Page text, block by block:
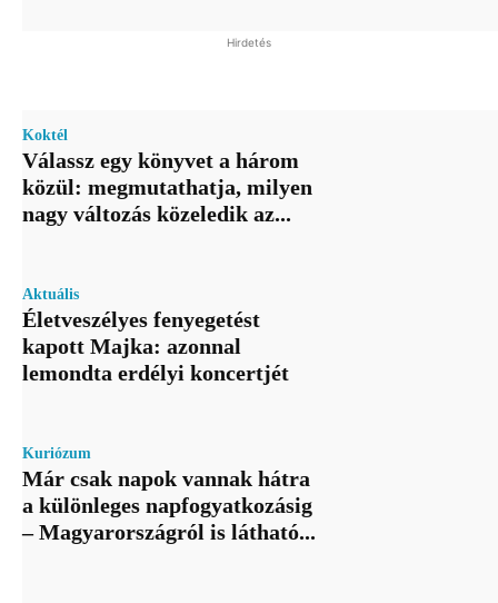
Hirdetés
Koktél
Válassz egy könyvet a három
közül: megmutathatja, milyen
nagy változás közeledik az...
Aktuális
Életveszélyes fenyegetést
kapott Majka: azonnal
lemondta erdélyi koncertjét
Kuriózum
Már csak napok vannak hátra
a különleges napfogyatkozásig
– Magyarországról is látható...